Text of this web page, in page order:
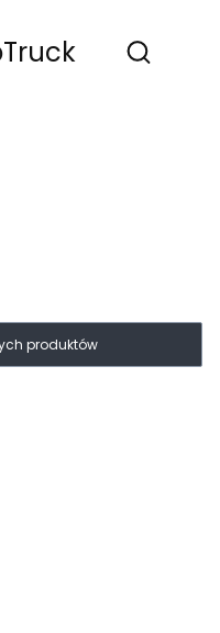
Otwórz
produktów